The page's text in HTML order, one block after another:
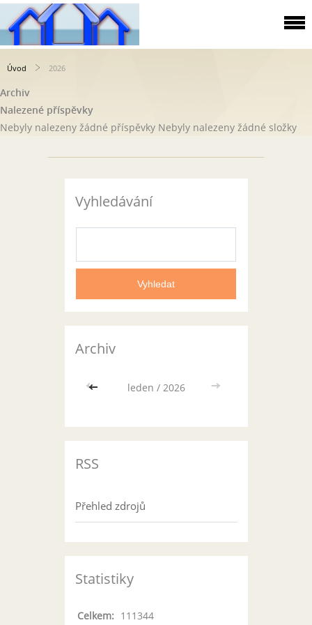
Úvod 2026
Archiv
Nalezené příspěvky
Nebyly nalezeny žádné příspěvky Nebyly nalezeny žádné složky
Vyhledávání
Archiv
<< leden / 2026 >>
RSS
Přehled zdrojů
Statistiky
Celkem: 111344